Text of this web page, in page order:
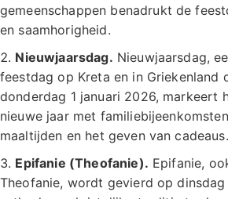
gemeenschappen benadrukt de
en saamhorigheid.
Nieuwjaarsdag. Nieuwjaarsdag,
feestdag op Kreta en in Griekenland
donderdag 1 januari 2026, markeert
nieuwe jaar met
maaltijden en het geven van cadeaus.
Epifanie (Theofanie). Epifanie,
Theofanie, wordt gevierd op